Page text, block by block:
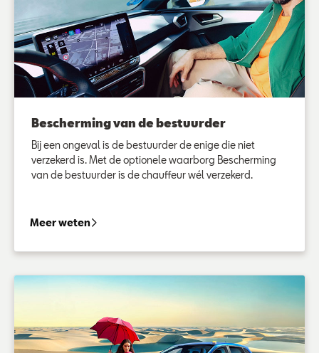
Bescherming van de bestuurder
Bij een ongeval is de bestuurder de enige die niet
verzekerd is. Met de optionele waarborg Bescherming
van de bestuurder is de chauffeur wél verzekerd.
Meer wetenBescherming van de bestuurder